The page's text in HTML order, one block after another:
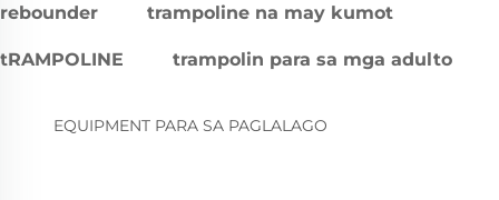
rebounder trampoline na may kumot
tRAMPOLINE trampolin para sa mga adulto
EQUIPMENT PARA SA PAGLALAGO